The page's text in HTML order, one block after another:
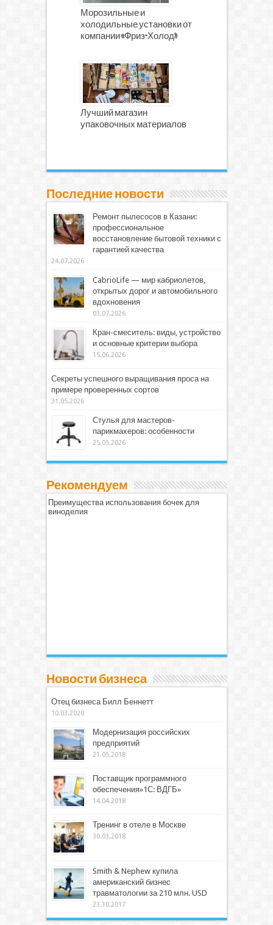
Морозильные и
холодильные установки от
компании «Фриз-Холод»
Лучший магазин
упаковочных материалов
Последние новости
Ремонт пылесосов в Казани:
профессиональное
восстановление бытовой техники с
гарантией качества
24.07.2026
CabrioLife — мир кабриолетов,
открытых дорог и автомобильного
вдохновения
03.07.2026
Кран-смеситель: виды, устройство
и основные критерии выбора
15.06.2026
Секреты успешного выращивания проса на
примере проверенных сортов
31.05.2026
Стулья для мастеров-
парикмахеров: особенности
25.05.2026
Рекомендуем
Преимущества использования бочек для
виноделия
Новости бизнеса
Отец бизнеса Билл Беннетт
10.03.2020
Модернизация российских
предприятий
21.05.2018
Поставщик программного
обеспечения»1С: ВДГБ»
14.04.2018
Тренинг в отеле в Москве
30.03.2018
Smith & Nephew купила
американский бизнес
травматологии за 210 млн. USD
23.10.2017